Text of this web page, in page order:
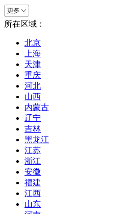
所在区域：
北京
上海
天津
重庆
河北
山西
内蒙古
辽宁
吉林
黑龙江
江苏
浙江
安徽
福建
江西
山东